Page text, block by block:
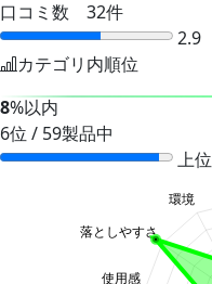
口コミ数 32件
2.9
カテゴリ内順位
8%以内
6位 / 59製品中
上位